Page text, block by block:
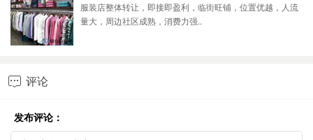
服装店整体转让，即接即盈利，临街旺铺，位置优越，人流
量大，周边社区成熟，消费力强..
 评论
发布评论：